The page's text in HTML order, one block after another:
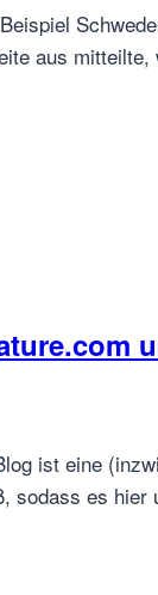
aus
ist eine
es